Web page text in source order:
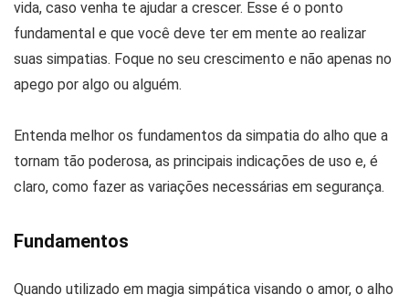
vida, caso venha te ajudar a crescer. Esse é o ponto
fundamental e que você deve ter em mente ao realizar
suas simpatias. Foque no seu crescimento e não apenas no
apego por algo ou alguém.
Entenda melhor os fundamentos da simpatia do alho que a
tornam tão poderosa, as principais indicações de uso e, é
claro, como fazer as variações necessárias em segurança.
Fundamentos
Quando utilizado em magia simpática visando o amor, o alho